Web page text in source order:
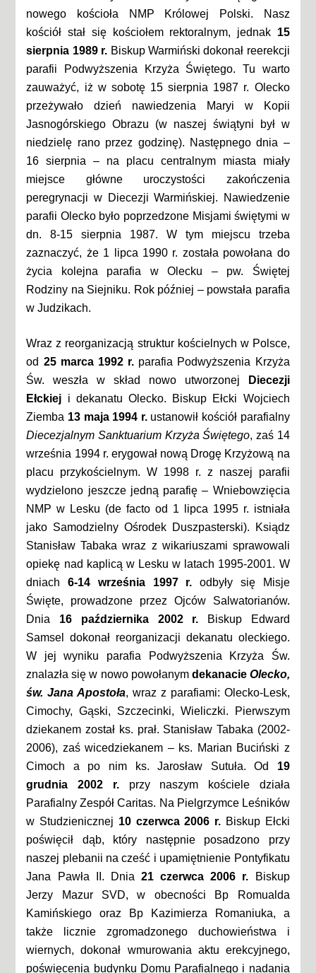
nowego kościoła NMP Królowej Polski. Nasz
kościół stał się kościołem rektoralnym, jednak 15
sierpnia 1989 r. Biskup Warmiński dokonał reerekcji
parafii Podwyższenia Krzyża Świętego. Tu warto
zauważyć, iż w sobotę 15 sierpnia 1987 r. Olecko
przeżywało dzień nawiedzenia Maryi w Kopii
Jasnogórskiego Obrazu (w naszej świątyni był w
niedzielę rano przez godzinę). Następnego dnia –
16 sierpnia – na placu centralnym miasta miały
miejsce główne uroczystości zakończenia
peregrynacji w Diecezji Warmińskiej. Nawiedzenie
parafii Olecko było poprzedzone Misjami świętymi w
dn. 8-15 sierpnia 1987. W tym miejscu trzeba
zaznaczyć, że 1 lipca 1990 r. została powołana do
życia kolejna parafia w Olecku – pw. Świętej
Rodziny na Siejniku. Rok później – powstała parafia
w Judzikach.
Wraz z reorganizacją struktur kościelnych w Polsce,
od 25 marca 1992 r. parafia Podwyższenia Krzyża
Św. weszła w skład nowo utworzonej
Diecezji
Ełckiej i dekanatu Olecko. Biskup Ełcki Wojciech
Ziemba 13 maja 1994 r.ustanowił kościół parafialny
Diecezjalnym Sanktuarium Krzyża Świętego, zaś 14
września 1994 r. erygował nową Drogę Krzyżową na
placu przykościelnym. W 1998 r. z naszej parafii
wydzielono jeszcze jedną parafię – Wniebowzięcia
NMP w Lesku (de facto od 1 lipca 1995 r. istniała
jako Samodzielny Ośrodek Duszpasterski). Ksiądz
Stanisław Tabaka wraz z wikariuszami sprawowali
opiekę nad kaplicą w Lesku w latach 1995-2001. W
dniach6-14 września 1997 r. odbyły się Misje
Święte, prowadzone przez Ojców Salwatorianów.
Dnia 16 października 2002 r. Biskup Edward
Samsel dokonał reorganizacji dekanatu oleckiego.
W jej wyniku parafia Podwyższenia Krzyża Św.
znalazła się w nowo powołanym dekanacie Olecko,
św. Jana Apostoła, wraz z parafiami: Olecko-Lesk,
Cimochy, Gąski, Szczecinki, Wieliczki. Pierwszym
dziekanem został ks. prał. Stanisław Tabaka (2002-
2006), zaś wicedziekanem – ks. Marian Buciński z
Cimoch a po nim ks. Jarosław Sutuła. Od 19
grudnia 2002 r.przy naszym kościele działa
Parafialny Zespół Caritas. Na Pielgrzymce Leśników
w Studzienicznej 10 czerwca 2006 r. Biskup Ełcki
poświęcił dąb, który następnie posadzono przy
naszej plebanii na cześć i upamiętnienie Pontyfikatu
Jana Pawła II. Dnia 21 czerwca 2006 r. Biskup
Jerzy Mazur SVD, w obecności Bp Romualda
Kamińskiego oraz Bp Kazimierza Romaniuka, a
także licznie zgromadzonego duchowieństwa i
wiernych, dokonał wmurowania aktu erekcyjnego,
poświęcenia budynku Domu Parafialnego i nadania